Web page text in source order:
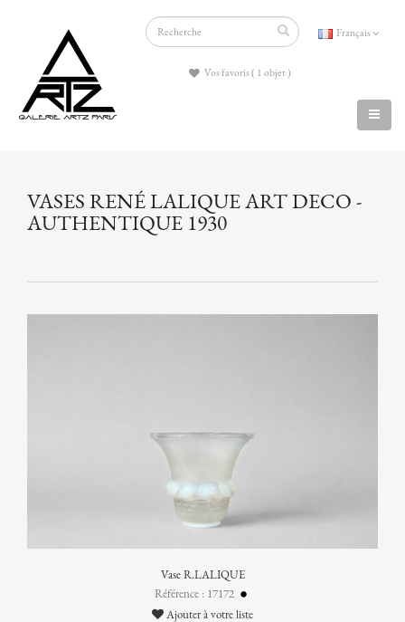
Français
Vos favoris ( 1 objet )
VASES RENÉ LALIQUE ART DECO -
AUTHENTIQUE 1930
Vase R.LALIQUE
Référence : 17172
Ajouter à votre liste